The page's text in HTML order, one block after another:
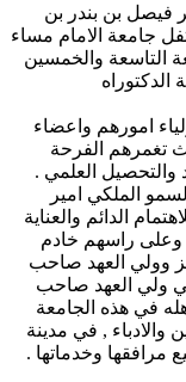
فيصل بن بندر بن
جامعة الامام مساء
هـ بتخريج الدفعة التاسعة والخمسين
1435/1436 من حملة الدكتوراه
امورهم واعضاء
تغمرهم الفرحة
والتحصيل العلمي .
الملكي امير
الدائم والعناية
وعلى راسهم خادم
وولي العهد صاحب
ولي العهد صاحب
في هذه الجامعة
والادباء , في مدينة
مرافقها وخدماتها .